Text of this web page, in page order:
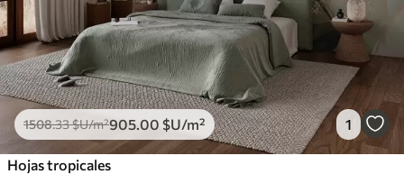
1508.33$U/m²905 .00 $U/m² 1
Hojas tropicales